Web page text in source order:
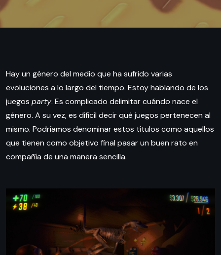
Hay un género del medio que ha sufrido varias
evoluciones a lo largo del tiempo. Estoy hablando de los
juegos party. Es complicado delimitar cuándo nace el
género. A su vez, es difícil decir qué juegos pertenecen al
mismo. Podríamos denominar estos títulos como aquellos
que tienen como objetivo final pasar un buen rato en
compañía de una manera sencilla.